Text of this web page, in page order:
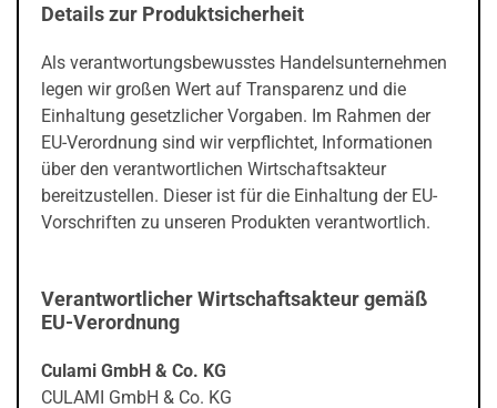
Details zur Produktsicherheit
Als verantwortungsbewusstes Handelsunternehmen
legen wir großen Wert auf Transparenz und die
Einhaltung gesetzlicher Vorgaben. Im Rahmen der
EU-Verordnung sind wir verpflichtet, Informationen
über den verantwortlichen Wirtschaftsakteur
bereitzustellen. Dieser ist für die Einhaltung der EU-
Vorschriften zu unseren Produkten verantwortlich.
Verantwortlicher Wirtschaftsakteur gemäß
EU-Verordnung
Culami GmbH & Co. KG
CULAMI GmbH & Co. KG